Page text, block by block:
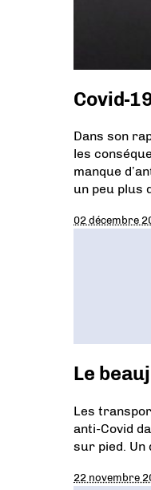
Covid-
Dans son
les
manque
un peu plus
02 décembre
Le
Les
anti-Covid
sur pied. Un
22 novembre